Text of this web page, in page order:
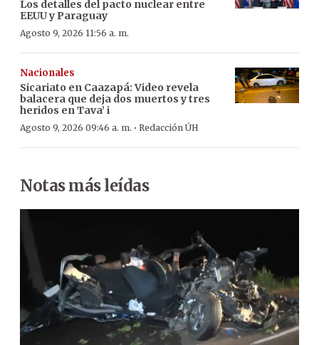
Los detalles del pacto nuclear entre
EEUU y Paraguay
Agosto 9, 2026 11:56 a. m.
Nacionales
Sicariato en Caazapá: Video revela
balacera que deja dos muertos y tres
heridos en Tava’ i
Agosto 9, 2026 09:46 a. m. · Redacción ÚH
Notas más leídas